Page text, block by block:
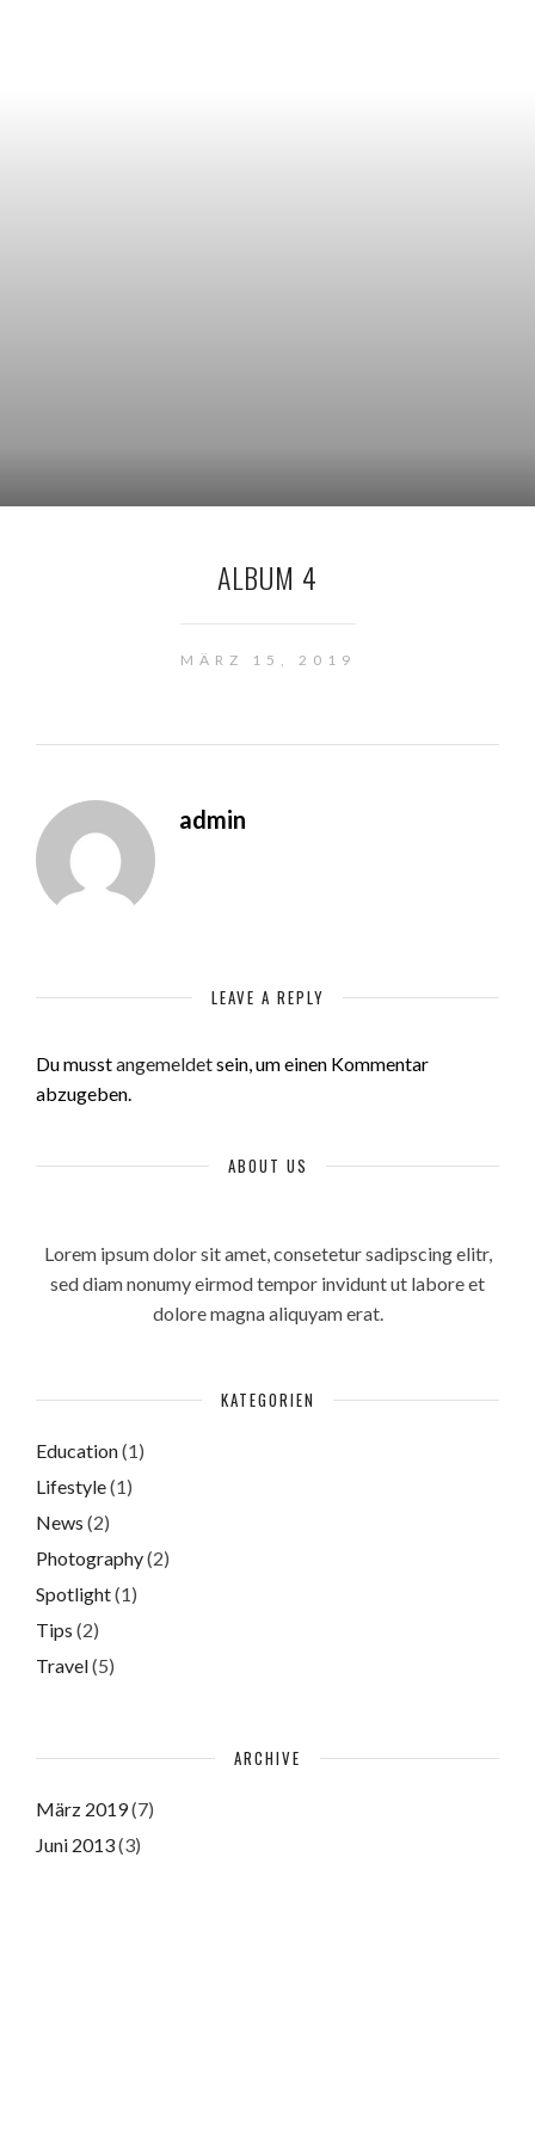
ALBUM 4
MÄRZ 15, 2019
admin
LEAVE A REPLY
Du musstangemeldetsein, um einen Kommentar
abzugeben.
ABOUT US
Lorem ipsum dolor sit amet, consetetur sadipscing elitr,
sed diam nonumy eirmod tempor invidunt ut labore et
dolore magna aliquyam erat.
KATEGORIEN
Education(1)
Lifestyle(1)
News (2)
Photography(2)
Spotlight(1)
Tips (2)
Travel(5)
ARCHIVE
März 2019(7)
Juni 2013(3)